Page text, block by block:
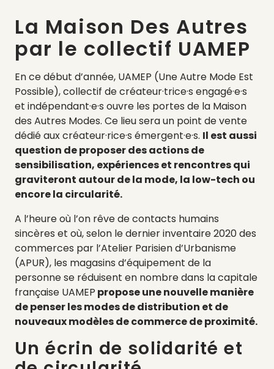
La Maison Des Autres
par le collectif UAMEP
En ce début d’année, UAMEP (Une Autre Mode Est
Possible), collectif de créateur·trice·s engagé·e·s
et indépendant·e·s ouvre les portes de la Maison
des Autres Modes. Ce lieu sera un point de vente
dédié aux créateur·rice·s émergent·e·s. Il est aussi
question de proposer des actions de
sensibilisation, expériences et rencontres qui
graviteront autour de la mode, la low-tech ou
encore la circularité.
A l’heure où l’on rêve de contacts humains
sincères et où, selon le dernier inventaire 2020 des
commerces par l’Atelier Parisien d’Urbanisme
(APUR), les magasins d’équipement de la
personne se réduisent en nombre dans la capitale
française UAMEP propose une nouvelle manière
de penser les modes de distribution et de
nouveaux modèles de commerce de proximité.
Un écrin de solidarité et